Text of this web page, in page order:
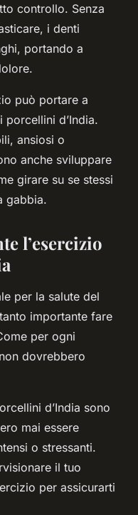
controllo. Senza
i denti
portando a
può portare a
d’India.
ansiosi o
anche sviluppare
girare su se stessi
gabbia.
l’esercizio
per la salute del
importante fare
per ogni
dovrebbero
d’India sono
mai essere
o stressanti.
il tuo
per assicurarti